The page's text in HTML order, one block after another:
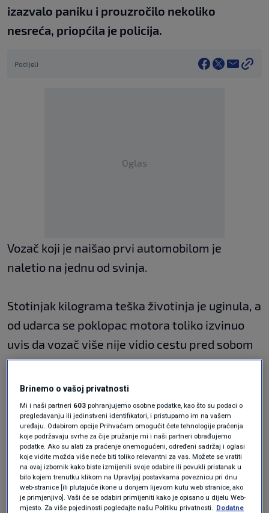
izazvalo paniku i prouzročilo nekoliko
nesreća, priopćila je policija.
Podijeli
Oglas
Vozač koji je naišao prvi automobilom je
naletio na jednu od svinja.
Stotinjak kilograma teška životinja je uginula, a
od udarca se poklopac motora toliko izvinuo
uvis da vozač više nije vidio cestu pred sobom
te se zaletio u betonski odbojnik uz cestu.
Potom je drugi vozač naletio na truplo životinje
i teško oštetio svoje vozilo.
Ostatak krda se preplašio, preskočio odbojnik i
odjurio na suprotnu stranu autoceste gdje se
još jedan vozač sudario sa svinjom.
Brinemo o vašoj privatnosti
Mi i naši partneri 603 pohranjujemo osobne podatke, kao što su podaci o
pregledavanju ili jedinstveni identifikatori, i pristupamo im na vašem
uređaju. Odabirom opcije Prihvaćam omogućit ćete tehnologije praćenja
koje podržavaju svrhe za čije pružanje mi i naši partneri obrađujemo
podatke. Ako su alati za praćenje onemogućeni, određeni sadržaj i oglasi
koje vidite možda više neće biti toliko relevantni za vas. Možete se vratiti
na ovaj izbornik kako biste izmijenili svoje odabire ili povukli pristanak u
bilo kojem trenutku klikom na Upravljaj postavkama poveznicu pri dnu
web-stranice [ili plutajuće ikone u donjem lijevom kutu web stranice, ako
je primjenjivo]. Vaši će se odabiri primijeniti kako je opisano u dijelu Web-
mjesto. Za više pojedinosti pogledajte našu Politiku privatnosti. Dodatne